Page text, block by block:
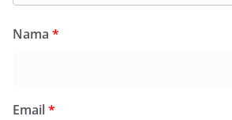
Nama *
Email*